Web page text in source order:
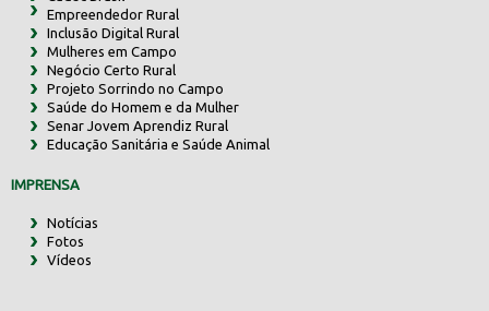
Empreendedor Rural
Inclusão Digital Rural
Mulheres em Campo
Negócio Certo Rural
Projeto Sorrindo no Campo
Saúde do Homem e da Mulher
Senar Jovem Aprendiz Rural
Educação Sanitária e Saúde Animal
IMPRENSA
Notícias
Fotos
Vídeos